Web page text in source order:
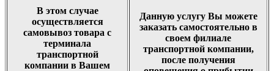
В этом случае
осуществляется
самовывоз товара с
терминала
транспортной
компании в Вашем
Данную услугу Вы можете
заказать самостоятельно в
своем филиале
транспортной компании,
после получения